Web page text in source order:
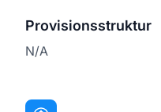
Provisionsstruktur
N/A